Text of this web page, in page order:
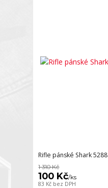
Rifle pánské Shark 5288
1 310 Kč
100 Kč/ks
83 Kč bez DPH